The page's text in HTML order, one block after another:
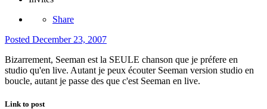
Share
Posted December 23, 2007
Bizarrement, Seeman est la SEULE chanson que je préfere en
studio qu'en live. Autant je peux écouter Seeman version studio en
boucle, autant je passe des que c'est Seeman en live.
Link to post